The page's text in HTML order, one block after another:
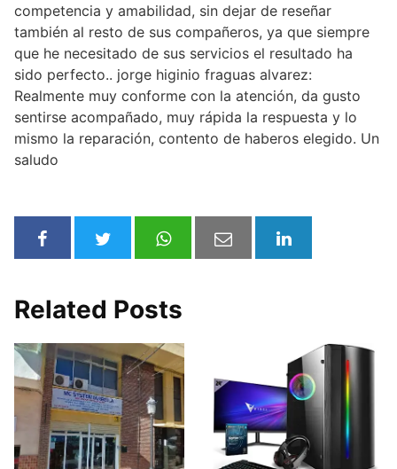
competencia y amabilidad, sin dejar de reseñar
también al resto de sus compañeros, ya que siempre
que he necesitado de sus servicios el resultado ha
sido perfecto.. jorge higinio fraguas alvarez:
Realmente muy conforme con la atención, da gusto
sentirse acompañado, muy rápida la respuesta y lo
mismo la reparación, contento de haberos elegido. Un
saludo
Related Posts